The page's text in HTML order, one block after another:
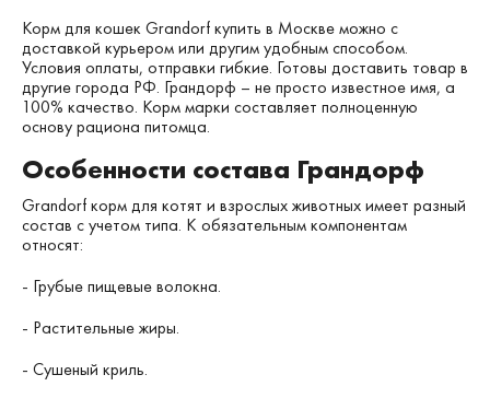
Корм для кошек Grandorf купить в Москве можно с
доставкой курьером или другим удобным способом.
Условия оплаты, отправки гибкие. Готовы доставить товар в
другие города РФ. Грандорф – не просто известное имя, а
100% качество. Корм марки составляет полноценную
основу рациона питомца.
Особенности состава Грандорф
Grandorf корм для котят и взрослых животных имеет разный
состав с учетом типа. К обязательным компонентам
относят:
- Грубые пищевые волокна.
- Растительные жиры.
- Сушеный криль.